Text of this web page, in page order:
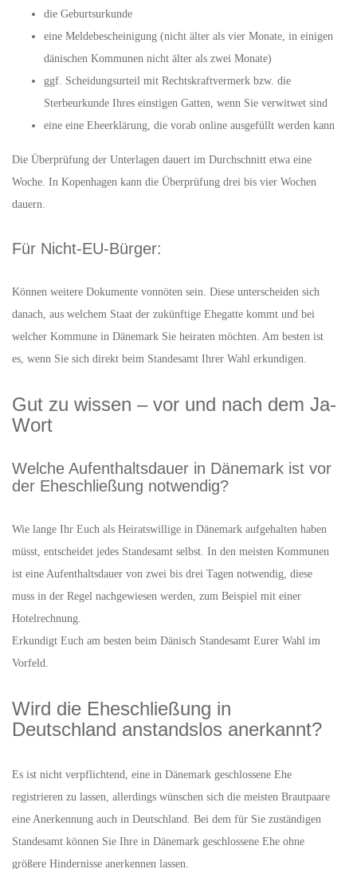
die Geburtsurkunde
eine Meldebescheinigung (nicht älter als vier Monate, in einigen
dänischen Kommunen nicht älter als zwei Monate)
ggf. Scheidungsurteil mit Rechtskraftvermerk bzw. die
Sterbeurkunde Ihres einstigen Gatten, wenn Sie verwitwet sind
eine eine Eheerklärung, die vorab online ausgefüllt werden kann
Die Überprüfung der Unterlagen dauert im Durchschnitt etwa eine
Woche. In Kopenhagen kann die Überprüfung drei bis vier Wochen
dauern.
Für Nicht-EU-Bürger:
Können weitere Dokumente vonnöten sein. Diese unterscheiden sich
danach, aus welchem Staat der zukünftige Ehegatte kommt und bei
welcher Kommune in Dänemark Sie heiraten möchten. Am besten ist
es, wenn Sie sich direkt beim Standesamt Ihrer Wahl erkundigen.
Gut zu wissen – vor und nach dem Ja-
Wort
Welche Aufenthaltsdauer in Dänemark ist vor
der Eheschließung notwendig?
Wie lange Ihr Euch als Heiratswillige in Dänemark aufgehalten haben
müsst, entscheidet jedes Standesamt selbst. In den meisten Kommunen
ist eine Aufenthaltsdauer von zwei bis drei Tagen notwendig, diese
muss in der Regel nachgewiesen werden, zum Beispiel mit einer
Hotelrechnung.
Erkundigt Euch am besten beim Dänisch Standesamt Eurer Wahl im
Vorfeld.
Wird die Eheschließung in
Deutschland anstandslos anerkannt?
Es ist nicht verpflichtend, eine in Dänemark geschlossene Ehe
registrieren zu lassen, allerdings wünschen sich die meisten Brautpaare
eine Anerkennung auch in Deutschland. Bei dem für Sie zuständigen
Standesamt können Sie Ihre in Dänemark geschlossene Ehe ohne
größere Hindernisse anerkennen lassen.